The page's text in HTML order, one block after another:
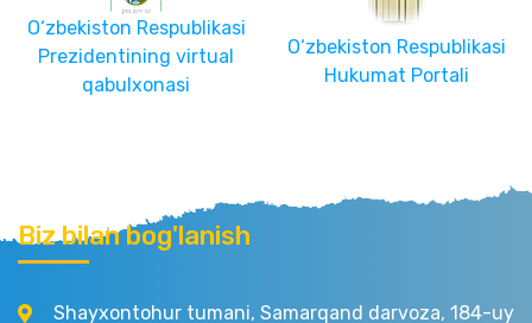
O‘zbekiston Respublikasi
Prezidentining virtual
qabulxonasi
O‘zbekiston Respublikasi
Hukumat Portali
Biz bilan bog'lanish
Shayxontohur tumani, Samarqand darvoza, 184-uy